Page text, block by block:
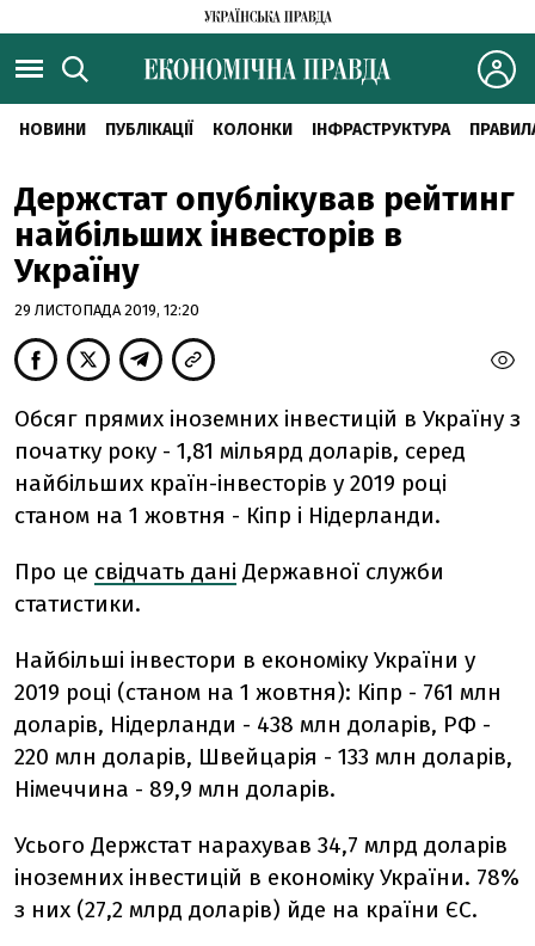
НОВИНИ ПУБЛІКАЦІЇ КОЛОНКИ ІНФРАСТРУКТУРА
Держстат опублікував рейтинг
найбільших інвесторів в
Україну
29 ЛИСТОПАДА 2019, 12:20
Обсяг прямих іноземних інвестицій в Україну з
початку року - 1,81 мільярд доларів, серед
найбільших країн-інвесторів у 2019 році
станом на 1 жовтня - Кіпр і Нідерланди.
Про це свідчать дані Державної служби
статистики.
Найбільші інвестори в економіку України у
2019 році (станом на 1 жовтня): Кіпр - 761 млн
доларів, Нідерланди - 438 млн доларів, РФ -
220 млн доларів, Швейцарія - 133 млн доларів,
Німеччина - 89,9 млн доларів.
Усього Держстат нарахував 34,7 млрд доларів
іноземних інвестицій в економіку України. 78%
з них (27,2 млрд доларів) йде на країни ЄС.